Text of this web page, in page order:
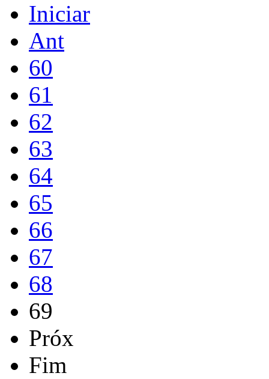
Iniciar
Ant
60
61
62
63
64
65
66
67
68
69
Próx
Fim